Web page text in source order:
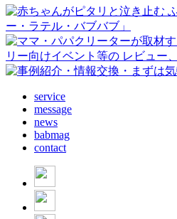
service
message
news
babmag
contact